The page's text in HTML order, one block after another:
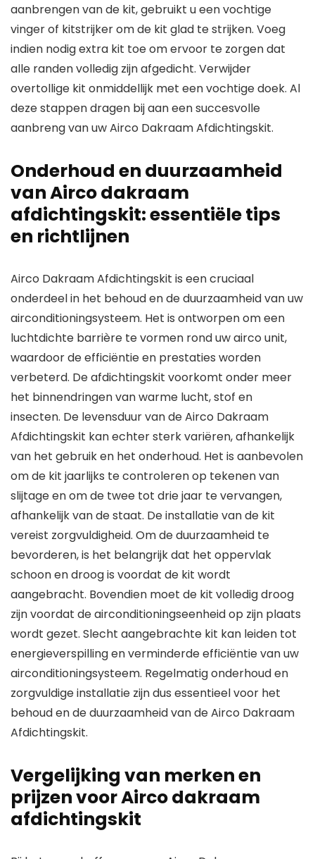
aanbrengen van de kit, gebruikt u een vochtige
vinger of kitstrijker om de kit glad te strijken. Voeg
indien nodig extra kit toe om ervoor te zorgen dat
alle randen volledig zijn afgedicht. Verwijder
overtollige kit onmiddellijk met een vochtige doek. Al
deze stappen dragen bij aan een succesvolle
aanbreng van uw Airco Dakraam Afdichtingskit.
Onderhoud en duurzaamheid
van Airco dakraam
afdichtingskit: essentiële tips
en richtlijnen
Airco Dakraam Afdichtingskit is een cruciaal
onderdeel in het behoud en de duurzaamheid van uw
airconditioningsysteem. Het is ontworpen om een
luchtdichte barrière te vormen rond uw airco unit,
waardoor de efficiëntie en prestaties worden
verbeterd. De afdichtingskit voorkomt onder meer
het binnendringen van warme lucht, stof en
insecten. De levensduur van de Airco Dakraam
Afdichtingskit kan echter sterk variëren, afhankelijk
van het gebruik en het onderhoud. Het is aanbevolen
om de kit jaarlijks te controleren op tekenen van
slijtage en om de twee tot drie jaar te vervangen,
afhankelijk van de staat. De installatie van de kit
vereist zorgvuldigheid. Om de duurzaamheid te
bevorderen, is het belangrijk dat het oppervlak
schoon en droog is voordat de kit wordt
aangebracht. Bovendien moet de kit volledig droog
zijn voordat de airconditioningseenheid op zijn plaats
wordt gezet. Slecht aangebrachte kit kan leiden tot
energieverspilling en verminderde efficiëntie van uw
airconditioningsysteem. Regelmatig onderhoud en
zorgvuldige installatie zijn dus essentieel voor het
behoud en de duurzaamheid van de Airco Dakraam
Afdichtingskit.
Vergelijking van merken en
prijzen voor Airco dakraam
afdichtingskit